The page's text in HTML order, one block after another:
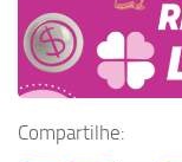
Compartilhe: